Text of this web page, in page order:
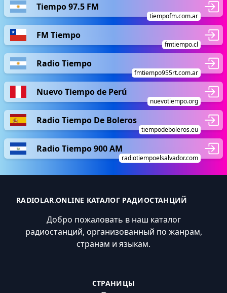
Tiempo 97.5 FM
tiempofm.com.ar
FM Tiempo
fmtiempo.cl
Radio Tiempo
fmtiempo955rt.com.ar
Nuevo Tiempo de Perú
nuevotiempo.org
Radio Tiempo De Boleros
tiempodeboleros.eu
Radio Tiempo 900 AM
radiotiempoelsalvador.com
RADIOLAR.ONLINE КАТАЛОГ РАДИОСТАНЦИЙ
Добро пожаловать в наш каталог
радиостанций, организованный по жанрам,
странам и языкам.
СТРАНИЦЫ